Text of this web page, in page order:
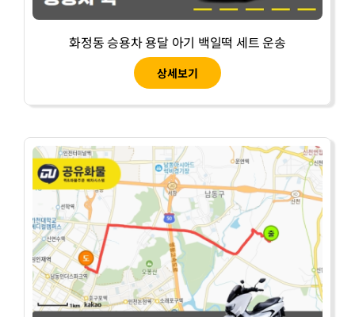
화정동 승용차 용달 아기 백일떡 세트 운송
상세보기